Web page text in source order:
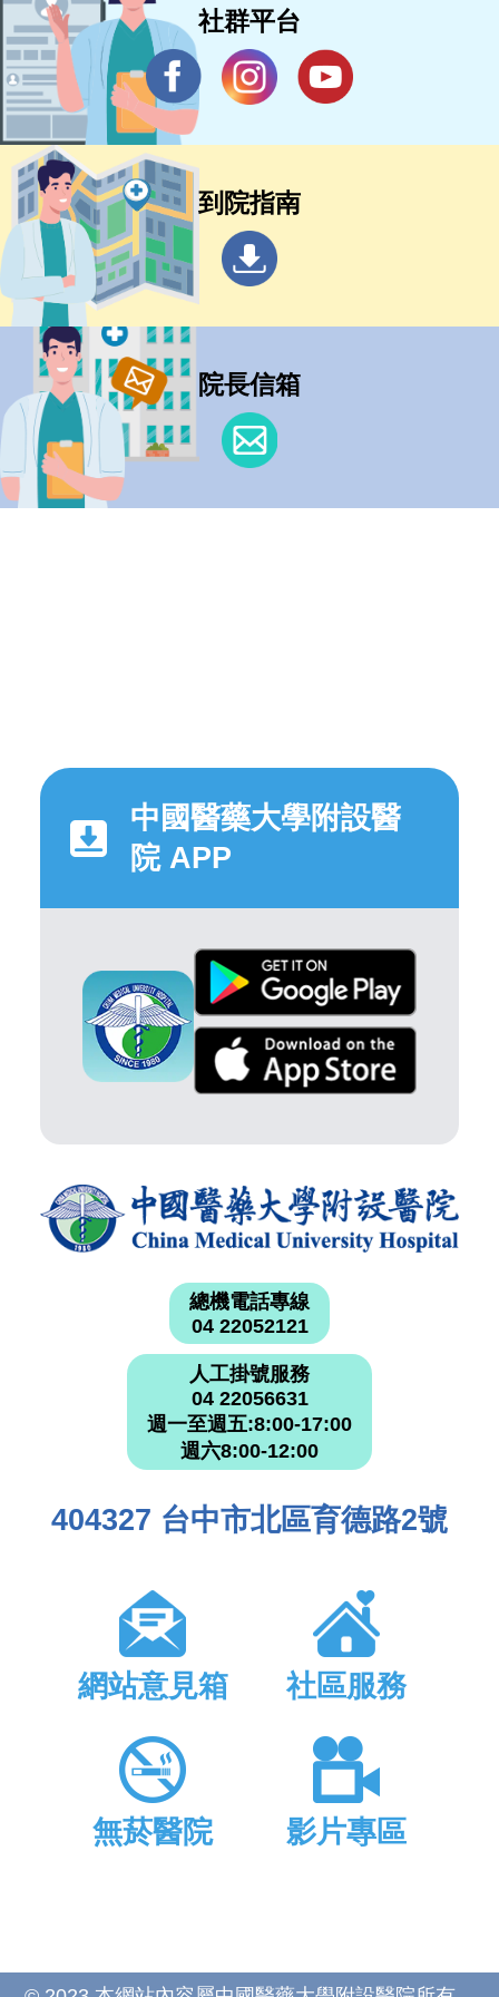
社群平台
到院指南
院長信箱
中國醫藥大學附設醫
院 APP
總機電話專線
04 22052121
人工掛號服務
04 22056631
週一至週五:8:00-17:00
週六8:00-12:00
404327 台中市北區育德路2號
網站意見箱 社區服務
無菸醫院 影片專區